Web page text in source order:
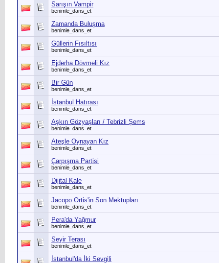
Sarışın Vampir
benimle_dans_et
Zamanda Buluşma
benimle_dans_et
Güllerin Fısıltısı
benimle_dans_et
Ejderha Dövmeli Kız
benimle_dans_et
Bir Gün
benimle_dans_et
İstanbul Hatırası
benimle_dans_et
Aşkın Gözyaşları / Tebrizli Şems
benimle_dans_et
Ateşle Oynayan Kız
benimle_dans_et
Çarpışma Partisi
benimle_dans_et
Dijital Kale
benimle_dans_et
Jacopo Ortis'in Son Mektupları
benimle_dans_et
Pera'da Yağmur
benimle_dans_et
Seyir Terası
benimle_dans_et
İstanbul'da İki Sevgili